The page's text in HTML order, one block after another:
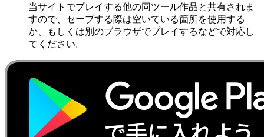
当サイトでプレイする他の同ツール作品と共有されま
すので、セーブする際は空いている箇所を使用する
か、もしくは別のブラウザでプレイするなどで対応し
てください。